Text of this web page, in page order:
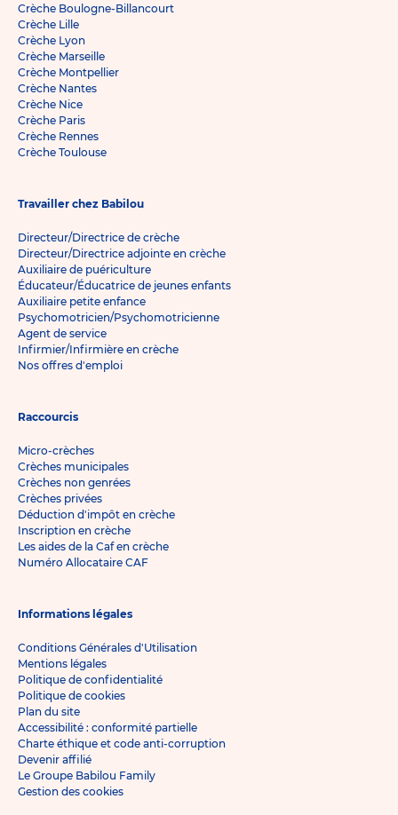
Crèche Boulogne-Billancourt
Crèche Lille
Crèche Lyon
Crèche Marseille
Crèche Montpellier
Crèche Nantes
Crèche Nice
Crèche Paris
Crèche Rennes
Crèche Toulouse
Travailler chez Babilou
Directeur/Directrice de crèche
Directeur/Directrice adjointe en crèche
Auxiliaire de puériculture
Éducateur/Éducatrice de jeunes enfants
Auxiliaire petite enfance
Psychomotricien/Psychomotricienne
Agent de service
Infirmier/Infirmière en crèche
Nos offres d'emploi
Raccourcis
Micro-crèches
Crèches municipales
Crèches non genrées
Crèches privées
Déduction d'impôt en crèche
Inscription en crèche
Les aides de la Caf en crèche
Numéro Allocataire CAF
Informations légales
Conditions Générales d'Utilisation
Mentions légales
Politique de confidentialité
Politique de cookies
Plan du site
Accessibilité : conformité partielle
Charte éthique et code anti-corruption
Devenir affilié
Le Groupe Babilou Family
Gestion des cookies